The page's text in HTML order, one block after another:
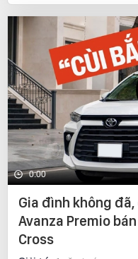
0:00
Gia đình không
Avanza Premio
Cross